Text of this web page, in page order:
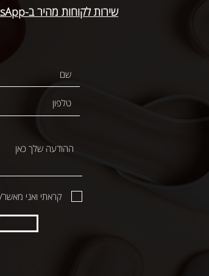
שירות לקוחות מהיר ב-WhatsApp
קראתי ואני